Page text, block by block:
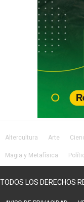
Altercultura Arte
Magia y Metafísica
TODOS LOS DERECHOS